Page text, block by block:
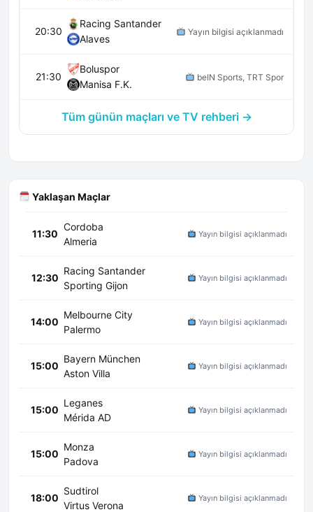
20:30
Racing Santander
Alaves
Yayın bilgisi açıklanmadı
21:30
Boluspor
Manisa F.K.
beIN Sports, TRT Spor
Tüm günün maçları ve TV rehberi →
Yaklaşan Maçlar
11:30
Cordoba
Almeria
Yayın bilgisi açıklanmadı
12:30
Racing Santander
Sporting Gijon
Yayın bilgisi açıklanmadı
14:00
Melbourne City
Palermo
Yayın bilgisi açıklanmadı
15:00
Bayern München
Aston Villa
Yayın bilgisi açıklanmadı
15:00
Leganes
Mérida AD
Yayın bilgisi açıklanmadı
15:00
Monza
Padova
Yayın bilgisi açıklanmadı
18:00
Sudtirol
Virtus Verona
Yayın bilgisi açıklanmadı